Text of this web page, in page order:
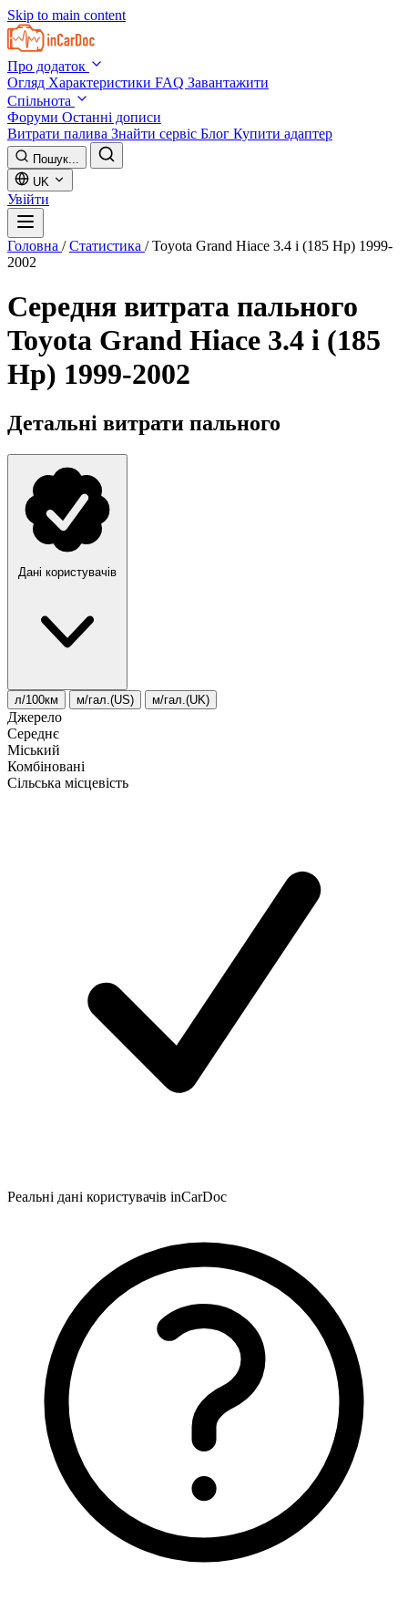
Skip to main content
Про додаток
Огляд Характеристики FAQ Завантажити
Спільнота
Форуми Останні дописи
Витрати палива Знайти сервіс Блог Купити адаптер
Пошук...
UK
Увійти
Головна / Статистика / Toyota Grand Hiace 3.4 i (185 Hp) 1999-
2002
Середня витрата пального
Toyota Grand Hiace 3.4 i (185
Hp) 1999-2002
Детальні витрати пального
Дані користувачів
л/100км м/гал.(US) м/гал.(UK)
Джерело
Середнє
Міський
Комбіновані
Сільська місцевість
Реальні дані користувачів inCarDoc